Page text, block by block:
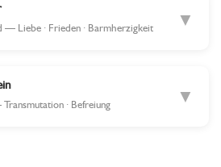
— Liebe · Frieden · Barmherzigkeit ▼
· Befreiung ▼